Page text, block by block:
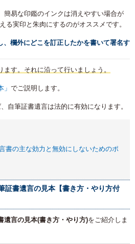
簡易な印鑑のインクは消えやすい場合が
る実印と朱肉にするのがオススメです。
、欄外にどこを訂正したかを書いて署名す
す。それに沿って行いましょう。
でご説明します。
自筆証書遺言は法的に有効になります。
書の主な効力と無効にしないためのポ
証書遺言の見本【書き方・やり方付
遺言の見本(書き方・やり方)をご紹介しま